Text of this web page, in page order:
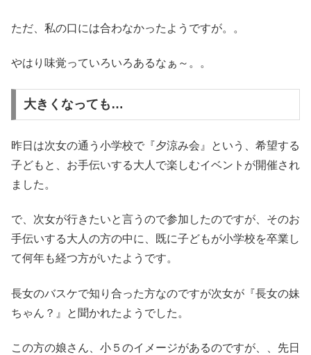
ただ、私の口には合わなかったようですが。。
やはり味覚っていろいろあるなぁ～。。
大きくなっても…
昨日は次女の通う小学校で『夕涼み会』という、希望する
子どもと、お手伝いする大人で楽しむイベントが開催され
ました。
で、次女が行きたいと言うので参加したのですが、そのお
手伝いする大人の方の中に、既に子どもが小学校を卒業し
て何年も経つ方がいたようです。
長女のバスケで知り合った方なのですが次女が『長女の妹
ちゃん？』と聞かれたようでした。
この方の娘さん、小５のイメージがあるのですが、、先日